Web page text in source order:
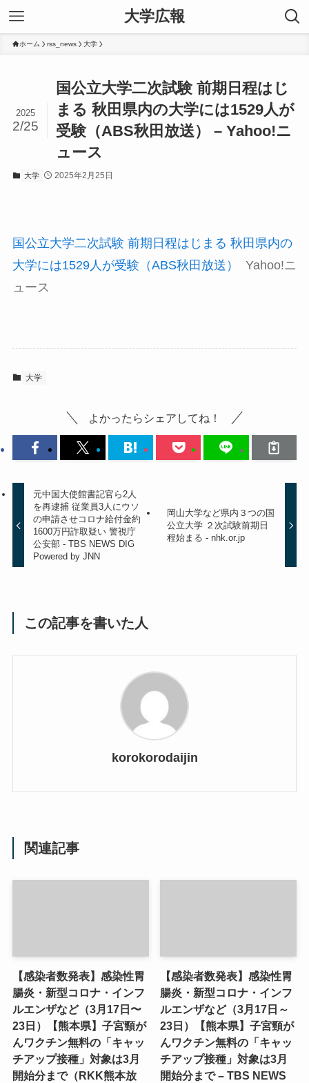
大学広報
ホーム rss_news 大学
国公立大学二次試験 前期日程はじ
まる 秋田県内の大学には1529人が
受験（ABS秋田放送） – Yahoo!ニ
ュース
2025
2/25
大学 2025年2月25日
国公立大学二次試験 前期日程はじまる 秋田県内の
大学には1529人が受験（ABS秋田放送）
Yahoo!ニ
ュース
大学
よかったらシェアしてね！
元中国大使館書記官ら2人
を再逮捕 従業員3人にウソ
の申請させコロナ給付金約
1600万円詐取疑い 警視庁
公安部 - TBS NEWS DIG
Powered by JNN
岡山大学など県内３つの国
公立大学 ２次試験前期日
程始まる - nhk.or.jp
この記事を書いた人
korokorodaijin
関連記事
【感染者数発表】感染性胃
腸炎・新型コロナ・インフ
ルエンザなど（3月17日〜
23日）【熊本県】子宮頸が
んワクチン無料の「キャッ
チアップ接種」対象は3月
開始分まで（RKK熊本放
【感染者数発表】感染性胃
腸炎・新型コロナ・インフ
ルエンザなど（3月17日～
23日）【熊本県】子宮頸が
んワクチン無料の「キャッ
チアップ接種」対象は3月
開始分まで – TBS NEWS